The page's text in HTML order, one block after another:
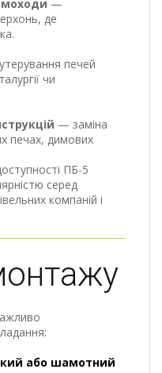
—
де
печей
чи
— заміна
печах, димових
ПБ-5
серед
компаній і
або шамотний